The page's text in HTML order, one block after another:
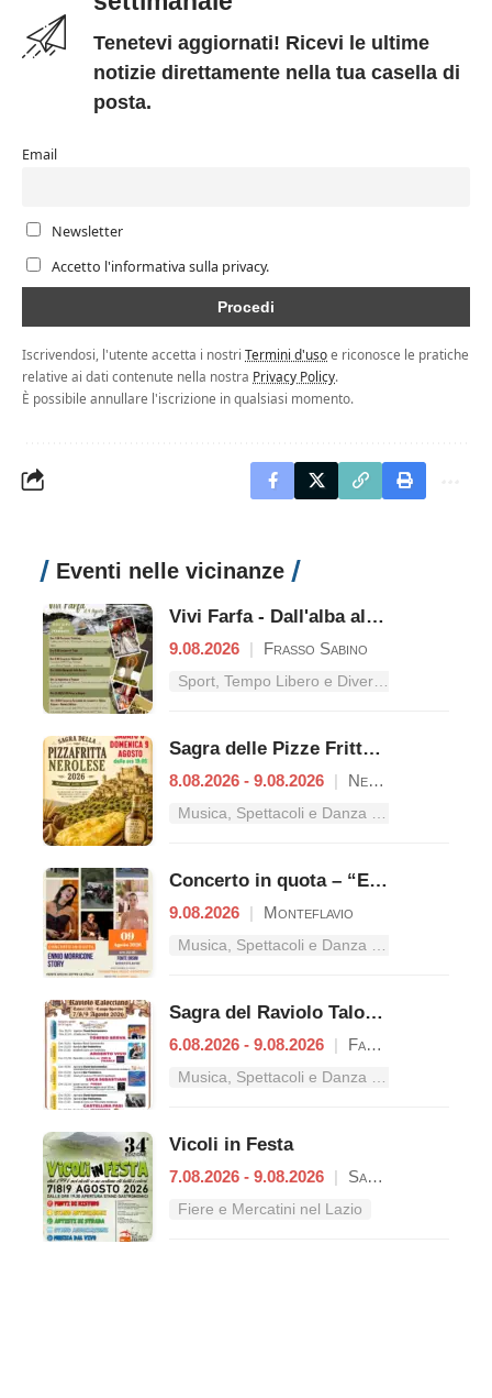
Tenetevi aggiornati! Ricevi le ultime
notizie direttamente nella tua casella di
posta.
Email
Newsletter
Accetto l'informativa sulla privacy.
Iscrivendosi, l'utente accetta i nostri Termini d'usoe riconosce le pratiche
relative ai dati contenute nella nostra Privacy Policy.
È possibile annullare l'iscrizione in qualsiasi momento.
Eventi nelle vicinanze
Vivi Farfa - Dall'alba al tramonto
9.08.2026 | Frasso Sabino
Sagra delle Pizze Fritte Nerolesi
8.08.2026 - 9.08.2026 | Nerola
Concerto in quota – “Ennio Morricone Story”
9.08.2026 | Monteflavio
Sagra del Raviolo Talocciano
6.08.2026 - 9.08.2026 | Fara in Sabina
Vicoli in Festa
7.08.2026 - 9.08.2026 | Sant'Oreste
Fiere e Mercatini nel Lazio